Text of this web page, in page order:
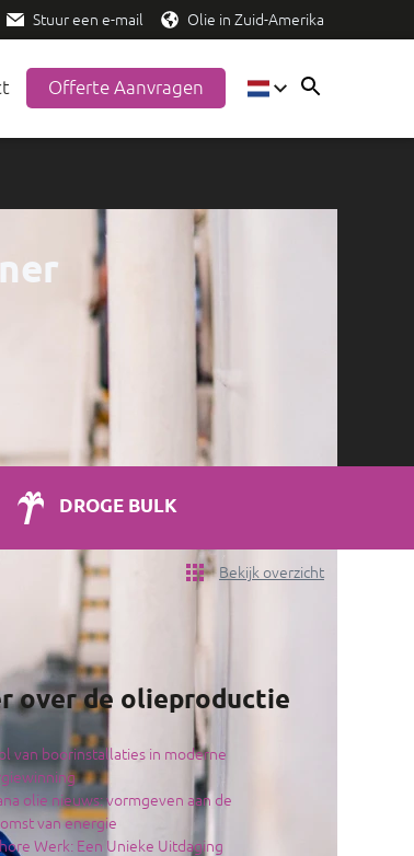
Stuur een e-mail Olie in Zuid-Amerika
Offerte Aanvragen
DROGE BULK
Bekijk overzicht
over de olieproductie
van boorinstallaties in moderne
olie nieuws: vormgeven aan de
van energie
Werk: Een Unieke Uitdaging